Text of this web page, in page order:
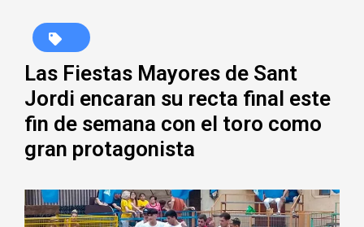
Las Fiestas Mayores de Sant
Jordi encaran su recta final este
fin de semana con el toro como
gran protagonista